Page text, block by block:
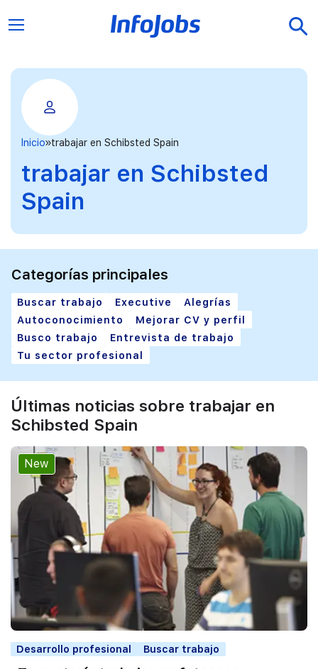
Inicio trabajar en Schibsted Spain
trabajar en Schibsted
Spain
Categorías principales
Buscar trabajo Executive
Alegrías
Autoconocimiento
Mejorar CV y perfil
Busco trabajo
Entrevista de trabajo
Tu sector profesional
Últimas noticias sobre trabajar en
Schibsted Spain
New
Desarrollo profesional Buscar trabajo